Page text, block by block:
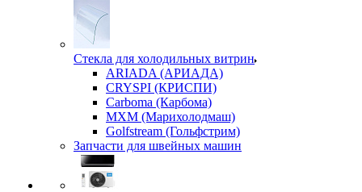
Стекла для холодильных витрин
ARIADA (АРИАДА)
CRYSPI (КРИСПИ)
Carboma (Карбома)
MXM (Марихолодмаш)
Golfstream (Гольфстрим)
Запчасти для швейных машин